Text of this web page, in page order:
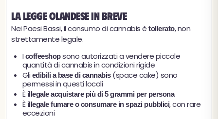
La legge olandese in breve
Nei Paesi Bassi, il consumo di cannabis è tollerato, non
strettamente legale.
I coffeeshopsono autorizzati a vendere piccole
quantità di cannabis in condizioni rigide
Gli edibili a base di cannabis(space cake) sono
permessi in questi locali
È illegale acquistare più di 5 grammi per persona
È illegale fumare o consumare in spazi pubblici, con rare
eccezioni